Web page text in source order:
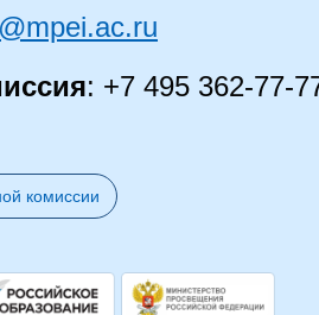
: +7 495 362-77-
комиссии